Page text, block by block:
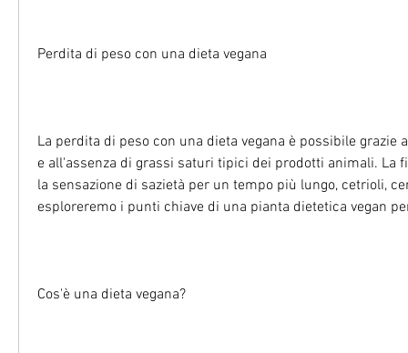
Perdita di peso con una dieta vegana
La perdita di peso con una dieta vegana è possibile grazie
e all'assenza di grassi saturi tipici dei prodotti animali. La
la sensazione di sazietà per un tempo più lungo, cetrioli,
esploreremo i punti chiave di una pianta dietetica vegan
Cos'è una dieta vegana?